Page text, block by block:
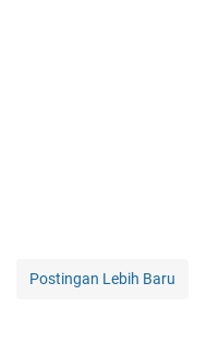
Postingan Lebih Baru